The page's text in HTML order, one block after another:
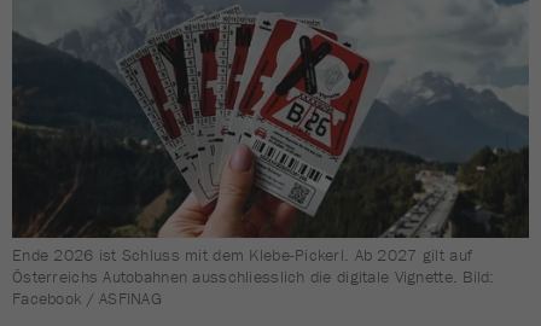
Ende 2026 ist Schluss mit dem Klebe-Pickerl. Ab 2027 gilt auf
Österreichs Autobahnen ausschliesslich die digitale Vignette. Bild:
Facebook / ASFINAG